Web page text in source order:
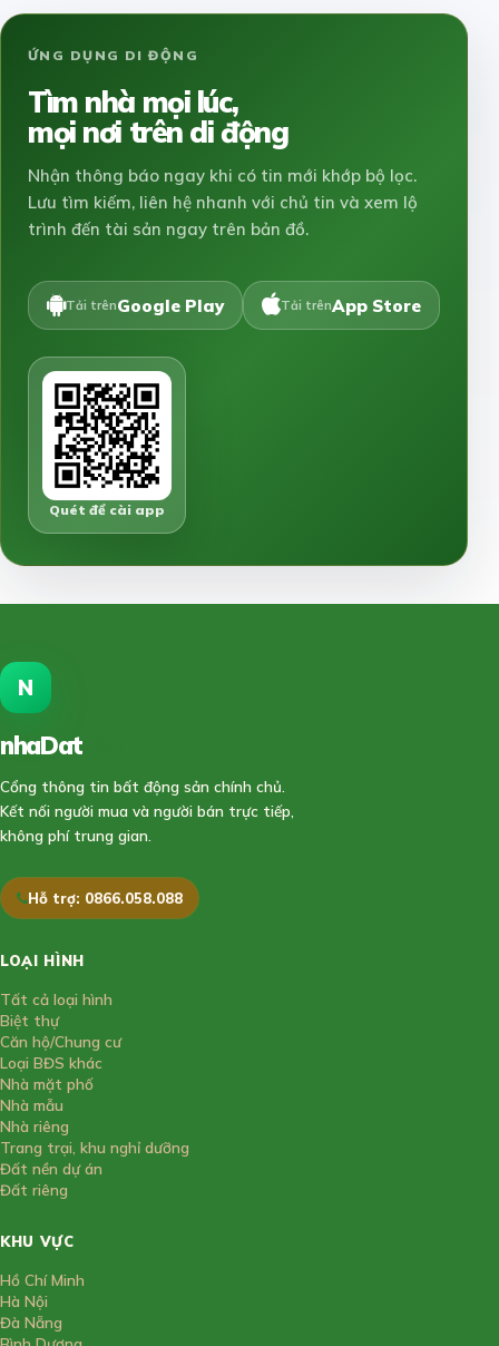
ỨNG DỤNG DI ĐỘNG
Tìm nhà mọi lúc,
mọi nơi trên di động
Nhận thông báo ngay khi có tin mới khớp bộ lọc.
Lưu tìm kiếm, liên hệ nhanh với chủ tin và xem lộ
trình đến tài sản ngay trên bản đồ.
Tải trênGoogle Play Tải trênApp Store
Quét để cài app
N
nhaDat
Cổng thông tin bất động sản chính chủ.
Kết nối người mua và người bán trực tiếp,
không phí trung gian.
Hỗ trợ: 0866.058.088
LOẠI HÌNH
Tất cả loại hình
Biệt thự
Căn hộ/Chung cư
Loại BĐS khác
Nhà mặt phố
Nhà mẫu
Nhà riêng
Trang trại, khu nghỉ dưỡng
Đất nền dự án
Đất riêng
KHU VỰC
Hồ Chí Minh
Hà Nội
Đà Nẵng